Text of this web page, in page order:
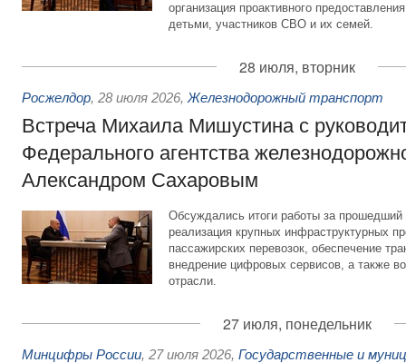
организация проактивного
детьми, участников СВО и их семей.
28 июля, вторник
Росжелдор, 28 июля 2026, Железнодорожный транспорт
Встреча Михаила Мишустина с
Федерального агентства
Александром Сахаровым
Обсуждались итоги работы за
реализация крупных инфраструктурных
пассажирских перевозок, обеспечение
внедрение цифровых сервисов, а также
отрасли.
27 июля, понедельник
Минцифры России, 27 июля 2026, Государственные и